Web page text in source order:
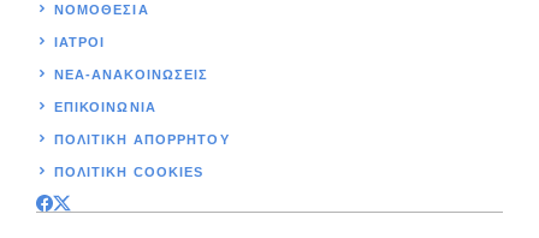
ΝΟΜΟΘΕΣΊΑ
ΙΑΤΡΟΙ
ΝΕΑ-ΑΝΑΚΟΙΝΩΣΕΙΣ
ΕΠΙΚΟΙΝΩΝΊΑ
ΠΟΛΙΤΙΚΉ ΑΠΟΡΡΗΤΟΥ
ΠΟΛΙΤΙΚΗ COOKIES